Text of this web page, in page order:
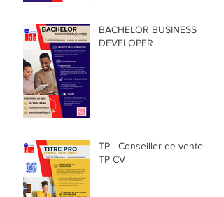
BACHELOR BUSINESS
DEVELOPER
TP - Conseiller de vente -
TP CV